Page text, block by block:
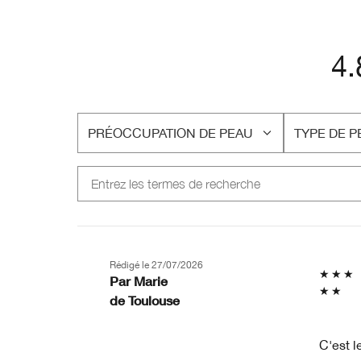
PRÉOCCUPATION DE PEAU
FRANÇAIS
TYPE DE
FRANÇAIS
Rédigé le 27/07/2026
Par Marie
de Toulouse
C'est